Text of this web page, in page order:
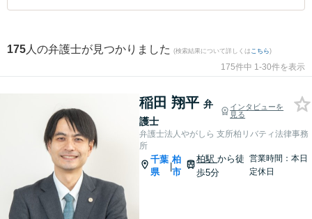
175 人の弁護士が見つかりました (検索結果について詳しくは こちら)
175件中 1-30件を表示
稲田 翔平 弁
護士
インタビューを
見る
弁護士法人やがしら 支所柏リバティ法律事務
所
千葉
県
|
柏
市
柏駅から徒
歩5分
営業時間：本日
定休日